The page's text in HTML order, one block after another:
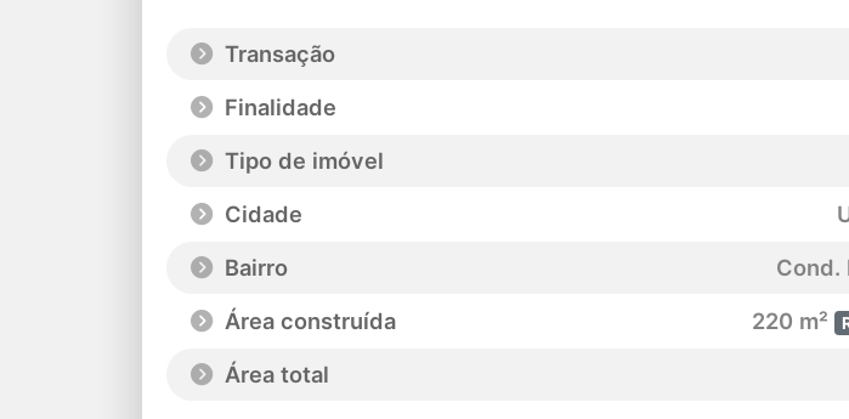
Transação
Finalidade
Tipo de imóvel
Cidade
Bairro
Cond.
Área construída
220 m²
Área total